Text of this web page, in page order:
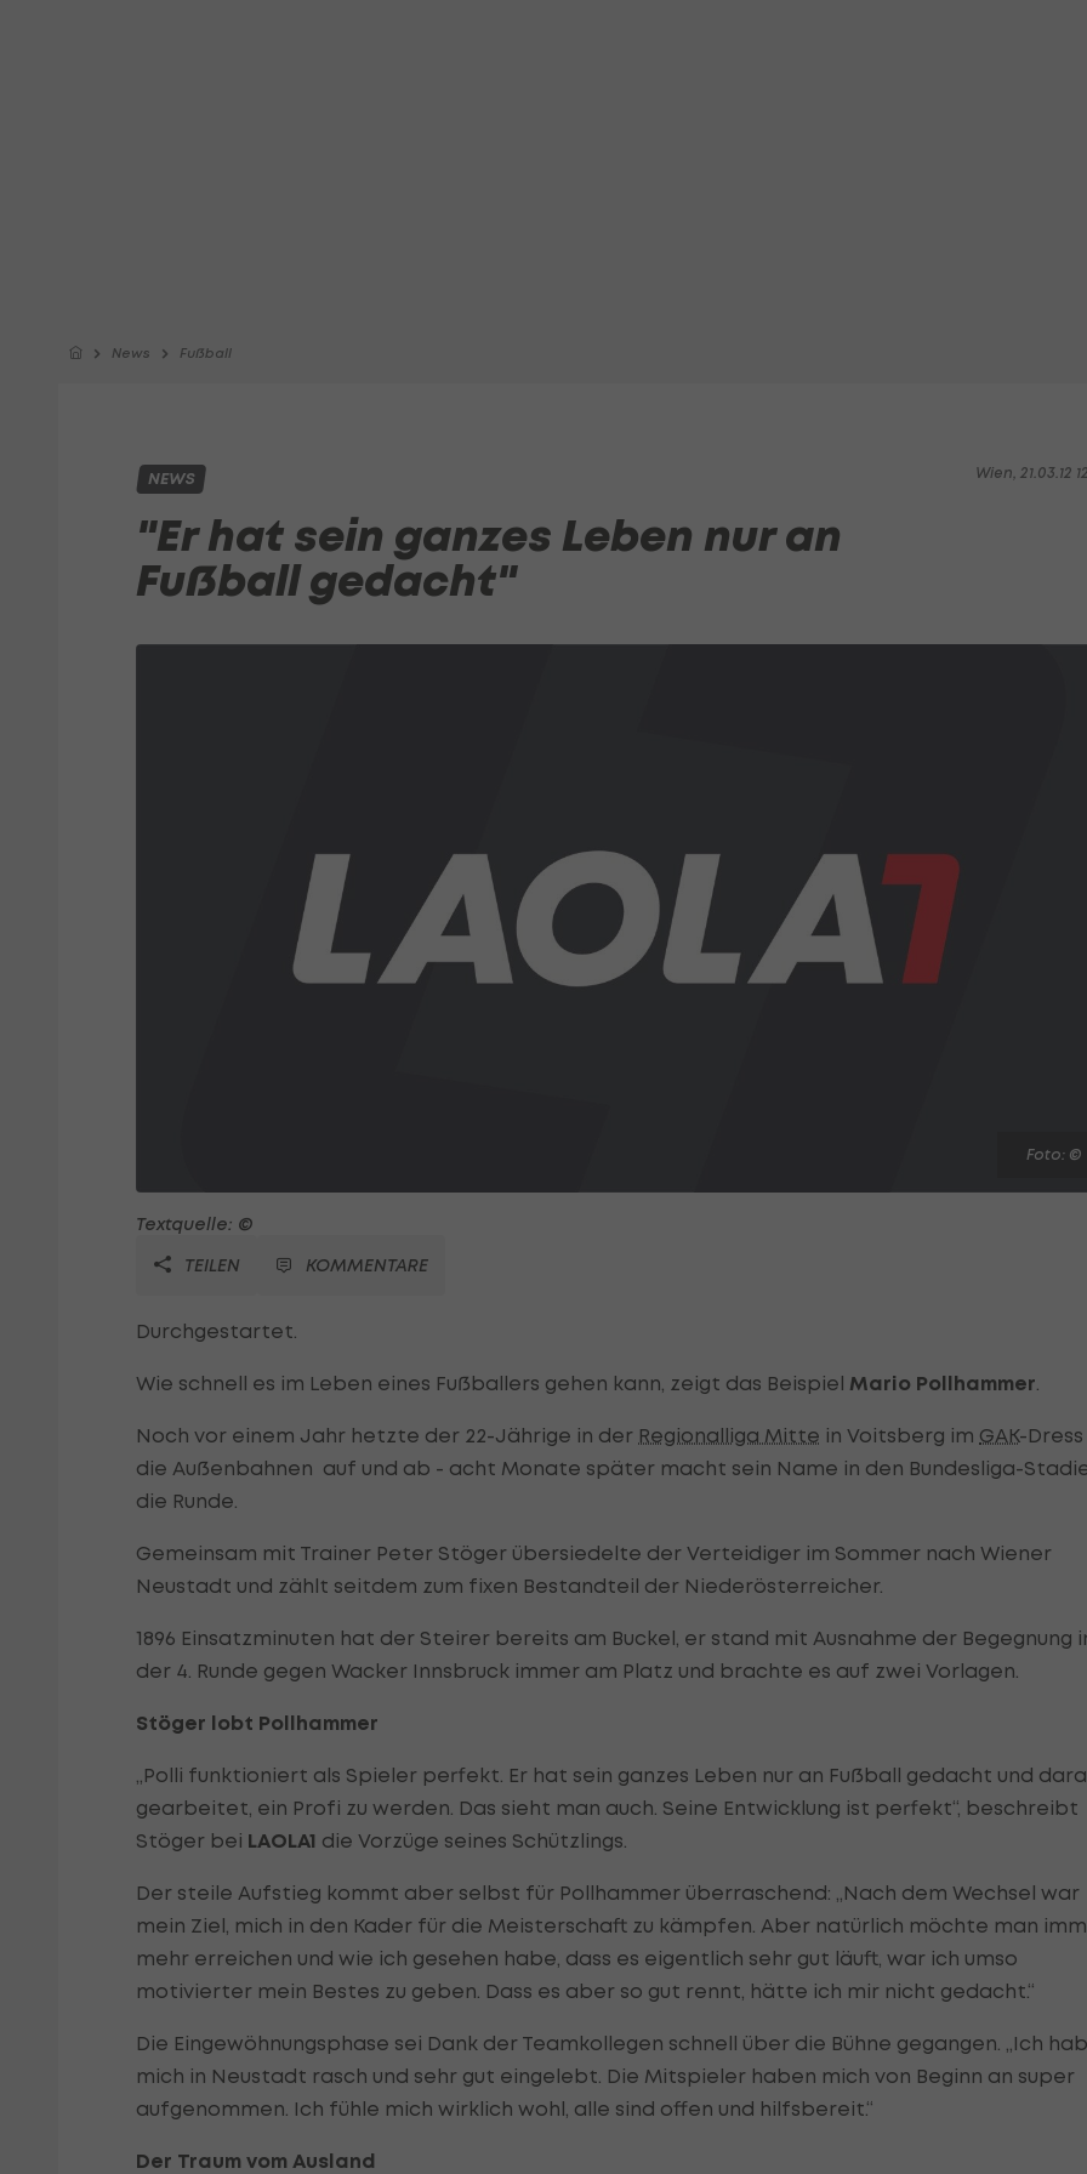
News Fußball
Wien, 21.03.12
NEWS
"Er hat sein ganzes Leben nur an
Fußball gedacht"
Foto: ©
Textquelle: ©
TEILEN
KOMMENTARE
Durchgestartet.
Wie schnell es im Leben eines Fußballers gehen kann, zeigt das Beispiel Mario Pollhammer.
Noch vor einem Jahr hetzte der 22-Jährige in der Regionalliga Mitte in Voitsberg im GAK-Dress
die Außenbahnen auf und ab - acht Monate später macht sein Name in den Bundesliga-
die Runde.
Gemeinsam mit Trainer Peter Stöger übersiedelte der Verteidiger im Sommer nach Wiener
Neustadt und zählt seitdem zum fixen Bestandteil der Niederösterreicher.
1896 Einsatzminuten hat der Steirer bereits am Buckel, er stand mit Ausnahme der Begegnung
der 4. Runde gegen Wacker Innsbruck immer am Platz und brachte es auf zwei Vorlagen.
Stöger lobt Pollhammer
„Polli funktioniert als Spieler perfekt. Er hat sein ganzes Leben nur an Fußball gedacht und
gearbeitet, ein Profi zu werden. Das sieht man auch. Seine Entwicklung ist perfekt“, beschreibt
Stöger bei LAOLA1 die Vorzüge seines Schützlings.
Der steile Aufstieg kommt aber selbst für Pollhammer überraschend: „Nach dem Wechsel war
mein Ziel, mich in den Kader für die Meisterschaft zu kämpfen. Aber natürlich möchte man
mehr erreichen und wie ich gesehen habe, dass es eigentlich sehr gut läuft, war ich umso
motivierter mein Bestes zu geben. Dass es aber so gut rennt, hätte ich mir nicht gedacht.“
Die Eingewöhnungsphase sei Dank der Teamkollegen schnell über die Bühne gegangen. „Ich
mich in Neustadt rasch und sehr gut eingelebt. Die Mitspieler haben mich von Beginn an super
aufgenommen. Ich fühle mich wirklich wohl, alle sind offen und hilfsbereit.“
Der Traum vom Ausland